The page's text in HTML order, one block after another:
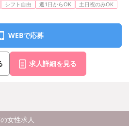
シフト自由 週1日からOK 土日祝のみOK
WEBで応募
求人詳細を見る
女性求人